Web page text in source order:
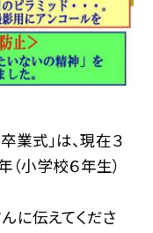
業式」は、現在３
小学校６年生）
に伝えてくださ